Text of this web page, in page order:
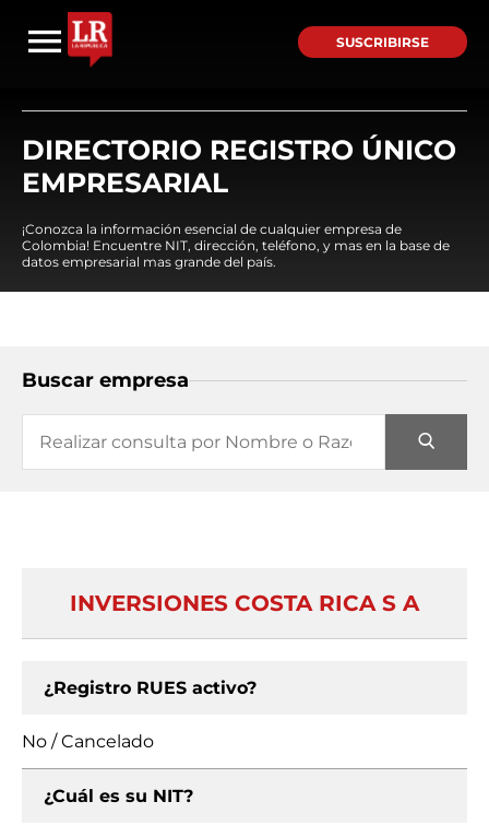
SUSCRIBIRSE
DIRECTORIO REGISTRO ÚNICO
EMPRESARIAL
¡Conozca la información esencial de cualquier empresa de
Colombia! Encuentre NIT, dirección, teléfono, y mas en la base de
datos empresarial mas grande del país.
Buscar empresa
INVERSIONES COSTA RICA S A
¿Registro RUES activo?
No / Cancelado
¿Cuál es su NIT?